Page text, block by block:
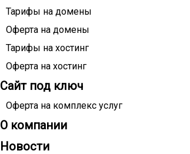
Тарифы на домены
Оферта на домены
Тарифы на хостинг
Оферта на хостинг
Сайт под ключ
Оферта на комплекс услуг
О компании
Новости